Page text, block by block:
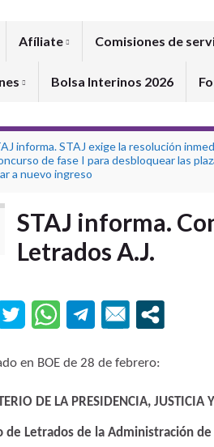
Afíliate Comisiones de
Bolsa Interinos 2026
informa. STAJ exige la resolución
de fase I para desbloquear las
a nuevo ingreso
STAJ informa.
Letrados A.J.
en BOE de 28 de febrero:
DE LA PRESIDENCIA, JUSTICIA
de Letrados de la Administración de